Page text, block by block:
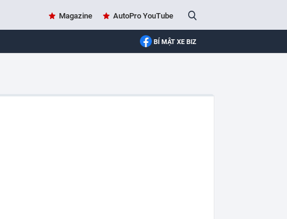
Magazine AutoPro YouTube
BÍ MẬT XE BIZ